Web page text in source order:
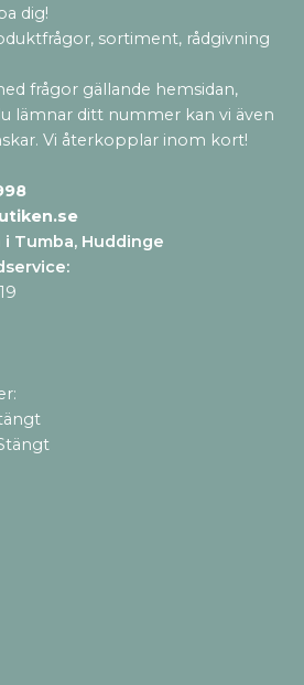
dig!
sortiment, rådgivning
frågor gällande hemsidan,
lämnar ditt nummer kan vi även
Vi återkopplar inom kort!
Tumba, Huddinge
: